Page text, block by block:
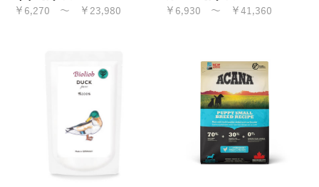
￥6,270 ～ ￥23,980 ￥6,930 ～ ￥41,360